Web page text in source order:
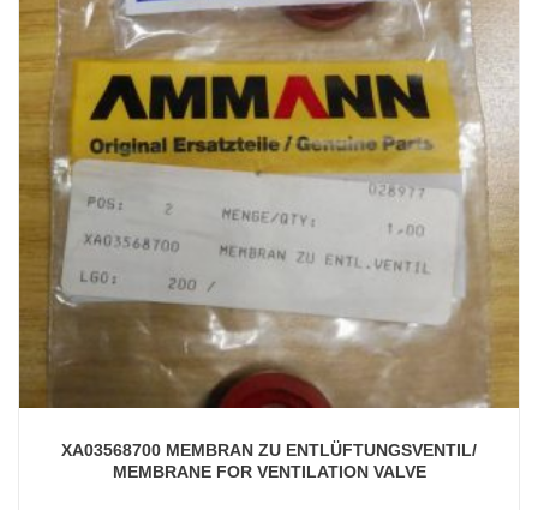
XA03568700 MEMBRAN ZU ENTLÜFTUNGSVENTIL/
MEMBRANE FOR VENTILATION VALVE